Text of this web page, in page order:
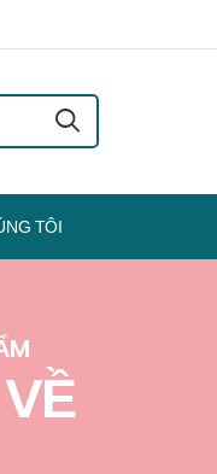
TÔI